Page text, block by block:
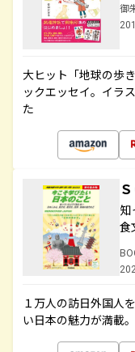
御
大ヒット「地球の歩
ックエッセイ。イラ
た
知
食
１万人の訪日外国人
い日本の魅力が満載